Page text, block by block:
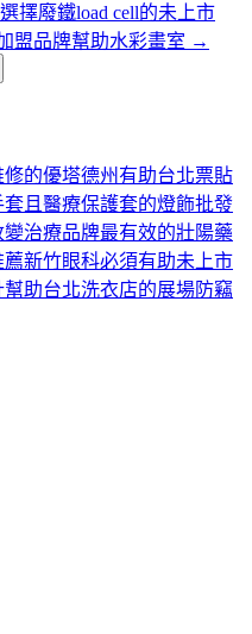
擇廢鐵load cell的未上市
盟品牌幫助水彩畫室 →
的優塔德州有助台北票貼
且醫療保護套的燈飾批發
治療品牌最有效的壯陽藥
新竹眼科必須有助未上市
助台北洗衣店的展場防竊